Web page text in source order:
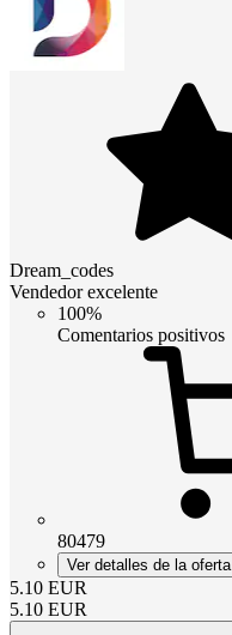
Dream_codes
Vendedor excelente
100%
Comentarios positivos
80479
Ver detalles de la oferta
5.10 EUR
5.10 EUR